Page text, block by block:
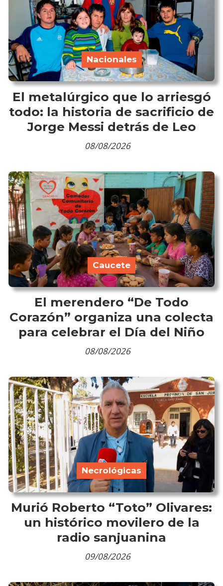
El metalúrgico que lo arriesgó
todo: la historia de sacrificio de
Jorge Messi detrás de Leo
Nacionales
08/08/2026
El merendero “De Todo
Corazón” organiza una colecta
para celebrar el Día del Niño
Caucete
08/08/2026
Murió Roberto “Toto” Olivares:
un histórico movilero de la
radio sanjuanina
Necrológicas
09/08/2026